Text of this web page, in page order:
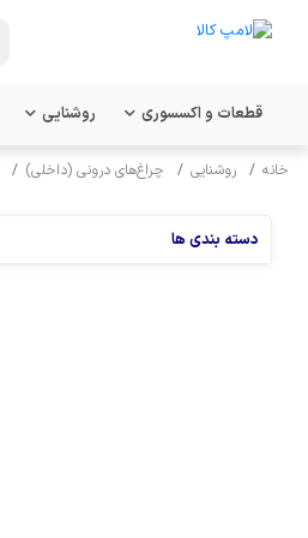
قطعات و اکسسوری روشنایی
خانه روشنایی چراغ‌های درونی (داخلی)
دسته بندی ها